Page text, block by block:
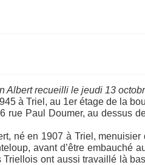
Albert recueilli le jeudi 13
à Triel, au 1er étage de la
rue Paul Doumer, au dessus
né en 1907 à Triel,
avant d’être embauché
ont aussi travaillé là